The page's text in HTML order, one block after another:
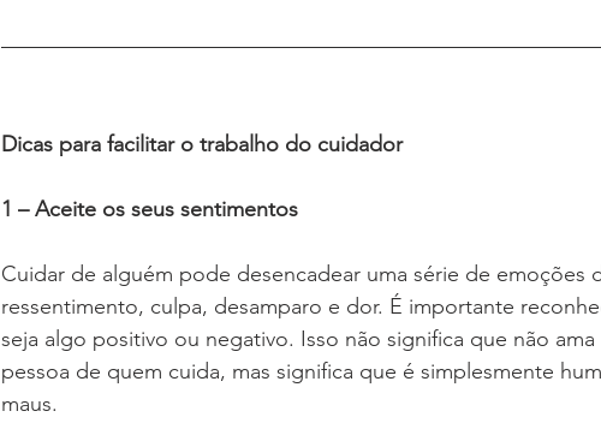
Dicas para facilitar o trabalho do cuidador
1 – Aceite os seus sentimentos
Cuidar de alguém pode desencadear uma série de emoções
ressentimento, culpa, desamparo e dor. É importante
seja algo positivo ou negativo. Isso não significa que não
pessoa de quem cuida, mas significa que é simplesmente
maus.